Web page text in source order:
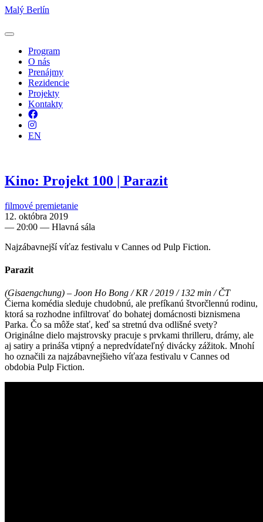
Malý Berlín
Program
O nás
Prenájmy
Rezidencie
Projekty
Kontakty
Facebook
Instagram
EN
Kino: Projekt 100 | Parazit
filmové premietanie
12. októbra 2019
— 20:00 — Hlavná sála
Najzábavnejší víťaz festivalu v Cannes od Pulp Fiction.
Parazit
(Gisaengchung) – Joon Ho Bong / KR / 2019 / 132 min / ČT
Čierna komédia sleduje chudobnú, ale prefíkanú štvorčlennú rodinu,
ktorá sa rozhodne infiltrovať do bohatej domácnosti biznismena
Parka. Čo sa môže stať, keď sa stretnú dva odlišné svety?
Originálne dielo majstrovsky pracuje s prvkami thrilleru, drámy, ale
aj satiry a prináša vtipný a nepredvídateľný divácky zážitok. Mnohí
ho označili za najzábavnejšieho víťaza festivalu v Cannes od
obdobia Pulp Fiction.